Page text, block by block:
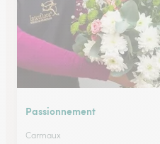
Passionnement
Carmaux